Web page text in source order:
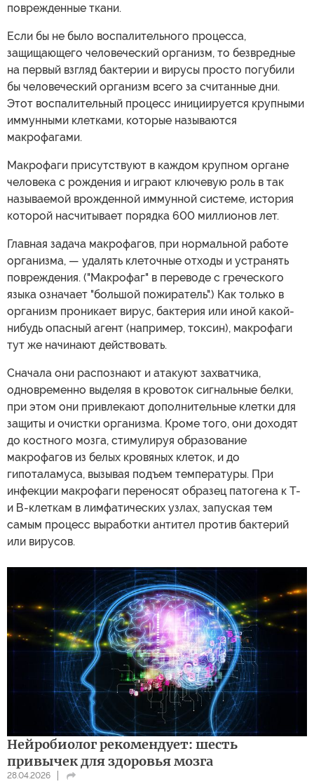
поврежденные ткани.
Если бы не было воспалительного процесса,
защищающего человеческий организм, то безвредные
на первый взгляд бактерии и вирусы просто погубили
бы человеческий организм всего за считанные дни.
Этот воспалительный процесс инициируется крупными
иммунными клетками, которые называются
макрофагами.
Макрофаги присутствуют в каждом крупном органе
человека с рождения и играют ключевую роль в так
называемой врожденной иммунной системе, история
которой насчитывает порядка 600 миллионов лет.
Главная задача макрофагов, при нормальной работе
организма, — удалять клеточные отходы и устранять
повреждения. ("Макрофаг" в переводе с греческого
языка означает "большой пожиратель".) Как только в
организм проникает вирус, бактерия или иной какой-
нибудь опасный агент (например, токсин), макрофаги
тут же начинают действовать.
Сначала они распознают и атакуют захватчика,
одновременно выделяя в кровоток сигнальные белки,
при этом они привлекают дополнительные клетки для
защиты и очистки организма. Кроме того, они доходят
до костного мозга, стимулируя образование
макрофагов из белых кровяных клеток, и до
гипоталамуса, вызывая подъем температуры. При
инфекции макрофаги переносят образец патогена к Т-
и В-клеткам в лимфатических узлах, запуская тем
самым процесс выработки антител против бактерий
или вирусов.
Нейробиолог рекомендует: шесть
привычек для здоровья мозга
28.04.2026